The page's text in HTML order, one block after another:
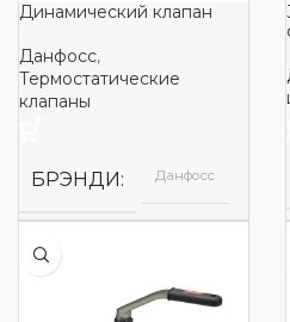
Динамический клапан
Данфосс,
Термостатические
клапаны
БРЭНДИ Данфосс